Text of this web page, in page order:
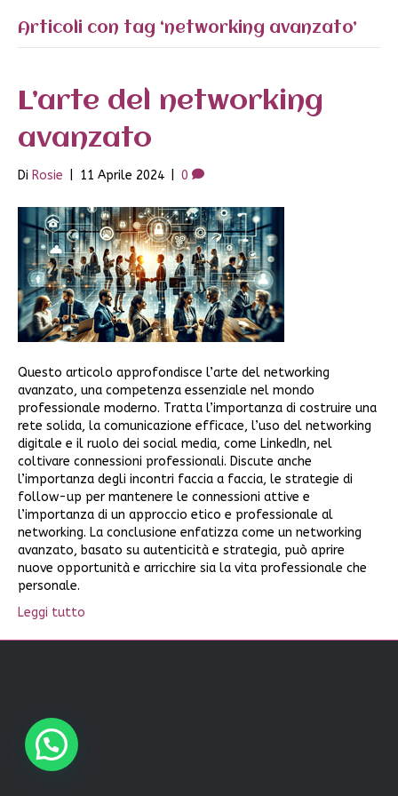
Articoli con tag ‘networking avanzato’
L’arte del networking
avanzato
Di Rosie 11 Aprile 2024 0
Questo articolo approfondisce l’arte del networking
avanzato, una competenza essenziale nel mondo
professionale moderno. Tratta l’importanza di costruire una
rete solida, la comunicazione efficace, l’uso del networking
digitale e il ruolo dei social media, come LinkedIn, nel
coltivare connessioni professionali. Discute anche
l’importanza degli incontri faccia a faccia, le strategie di
follow-up per mantenere le connessioni attive e
l’importanza di un approccio etico e professionale al
networking. La conclusione enfatizza come un networking
avanzato, basato su autenticità e strategia, può aprire
nuove opportunità e arricchire sia la vita professionale che
personale.
Leggi tutto